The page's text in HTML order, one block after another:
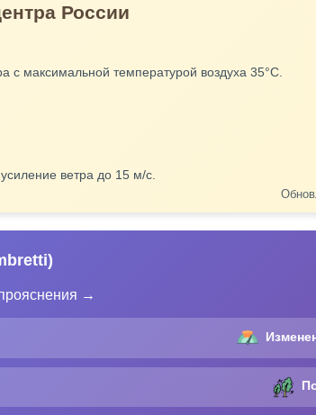
России
с максимальной температурой воздуха 35°С.
ветра до 15 м/с.
→